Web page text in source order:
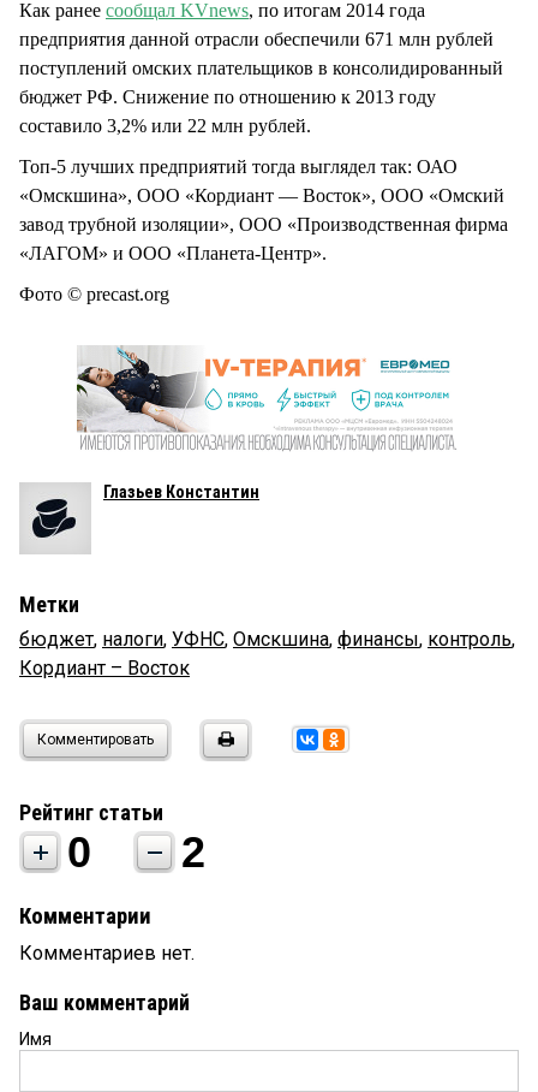
Как ранее сообщал KVnews, по итогам 2014 года
предприятия данной отрасли обеспечили 671 млн рублей
поступлений омских плательщиков в консолидированный
бюджет РФ. Снижение по отношению к 2013 году
составило 3,2% или 22 млн рублей.
Топ-5 лучших предприятий тогда выглядел так: ОАО
«Омскшина», ООО «Кордиант — Восток», ООО «Омский
завод трубной изоляции», ООО «Производственная фирма
«ЛАГОМ» и ООО «Планета-Центр».
Фото © precast.org
Глазьев Константин
Метки
бюджет, налоги, УФНС, Омскшина, финансы, контроль,
Кордиант – Восток
Комментировать
Рейтинг статьи
0 2
Комментарии
Комментариев нет.
Ваш комментарий
Имя